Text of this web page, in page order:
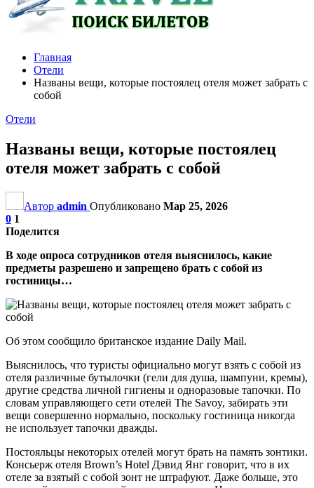
Главная
Отели
Названы вещи, которые постоялец отеля может забрать с
собой
Отели
Названы вещи, которые постоялец
отеля может забрать с собой
Автор admin Опубликовано Мар 25, 2026
0 1
Поделится
В ходе опроса сотрудников отеля выяснилось, какие
предметы разрешено и запрещено брать с собой из
гостиницы…
Об этом сообщило британское издание Daily Mail.
Выяснилось, что туристы официально могут взять с собой из
отеля различные бутылочки (гели для душа, шампуни, кремы),
другие средства личной гигиены и одноразовые тапочки. По
словам управляющего сети отелей The Savoy, забирать эти
вещи совершенно нормально, поскольку гостиница никогда
не использует тапочки дважды.
Постояльцы некоторых отелей могут брать на память зонтики.
Консьерж отеля Brown’s Hotel Дэвид Янг говорит, что в их
отеле за взятый с собой зонт не штрафуют. Даже больше, это